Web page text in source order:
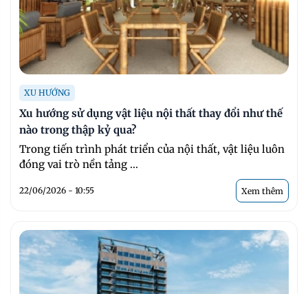
XU HƯỚNG
Xu hướng sử dụng vật liệu nội thất thay đổi như thế
nào trong thập kỷ qua?
Trong tiến trình phát triển của nội thất, vật liệu luôn
đóng vai trò nền tảng ...
22/06/2026 - 10:55 Xem thêm